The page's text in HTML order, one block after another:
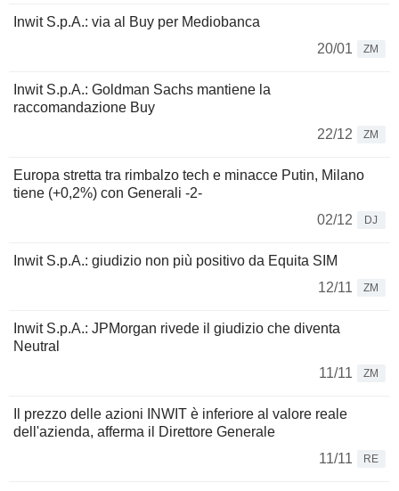
Inwit S.p.A.: via al Buy per Mediobanca
20/01
ZM
Inwit S.p.A.: Goldman Sachs mantiene la
raccomandazione Buy
22/12
ZM
Europa stretta tra rimbalzo tech e minacce Putin, Milano
tiene (+0,2%) con Generali -2-
02/12
DJ
Inwit S.p.A.: giudizio non più positivo da Equita SIM
12/11
ZM
Inwit S.p.A.: JPMorgan rivede il giudizio che diventa
Neutral
11/11
ZM
Il prezzo delle azioni INWIT è inferiore al valore reale
dell'azienda, afferma il Direttore Generale
11/11
RE